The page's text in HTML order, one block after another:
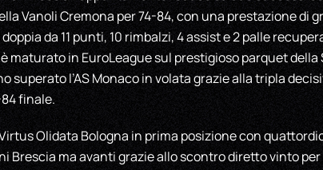
Vanoli Cremona per 74-84, con una prestazione di
da 11 punti, 10 rimbalzi, 4 assist e 2 palle
maturato in EuroLeague sul prestigioso parquet
superato l’AS Monaco in volata grazie alla tripla
finale.
Olidata Bologna in prima posizione con
Brescia ma avanti grazie allo scontro diretto vinto